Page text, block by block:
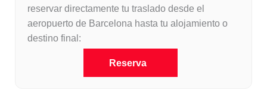
reservar directamente tu traslado desde el
aeropuerto de Barcelona hasta tu alojamiento o
destino final:
Reserva